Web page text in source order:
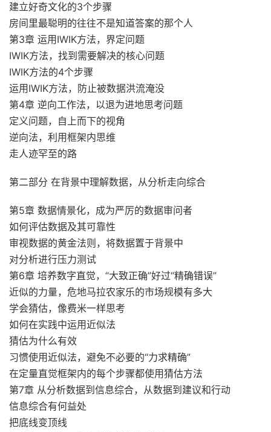
建立好奇文化的3个步骤
房间里最聪明的往往不是知道答案的那个人
第3章 运用IWIK方法，界定问题
IWIK方法，找到需要解决的核心问题
IWIK方法的4个步骤
运用IWIK方法，防止被数据洪流淹没
第4章 逆向工作法，以退为进地思考问题
定义问题，自上而下的视角
逆向法，利用框架内思维
走人迹罕至的路
第二部分 在背景中理解数据，从分析走向综合
第5章 数据情景化，成为严厉的数据审问者
如何评估数据及其可靠性
审视数据的黄金法则，将数据置于背景中
对分析进行压力测试
第6章 培养数字直觉，“大致正确”好过“精确错误”
近似的力量，危地马拉农家乐的市场规模有多大
学会猜估，像费米一样思考
如何在实践中运用近似法
猜估为什么有效
习惯使用近似法，避免不必要的“力求精确”
在定量直觉框架内的每个步骤都使用猜估方法
第7章 从分析数据到信息综合，从数据到建议和行动
信息综合有何益处
把底线变顶线